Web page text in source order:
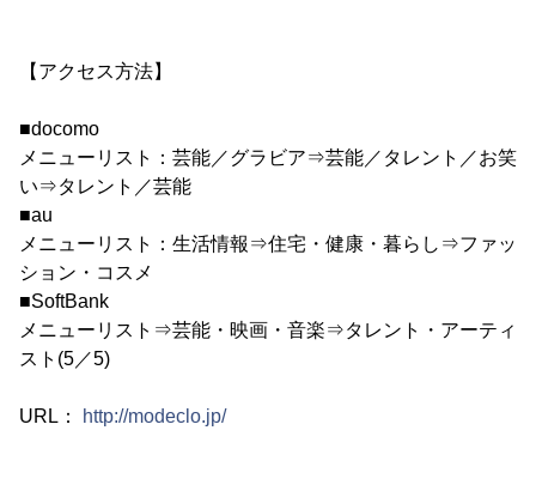
【アクセス方法】
■docomo
メニューリスト：芸能／グラビア⇒芸能／タレント／お笑
い⇒タレント／芸能
■au
メニューリスト：生活情報⇒住宅・健康・暮らし⇒ファッ
ション・コスメ
■SoftBank
メニューリスト⇒芸能・映画・音楽⇒タレント・アーティ
スト(5／5)
URL： http://modeclo.jp/